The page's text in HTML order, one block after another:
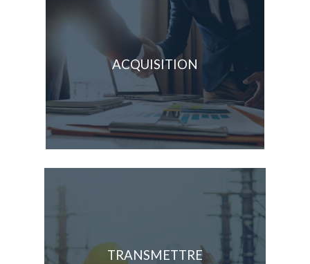
ACQUISITION
TRANSMETTRE